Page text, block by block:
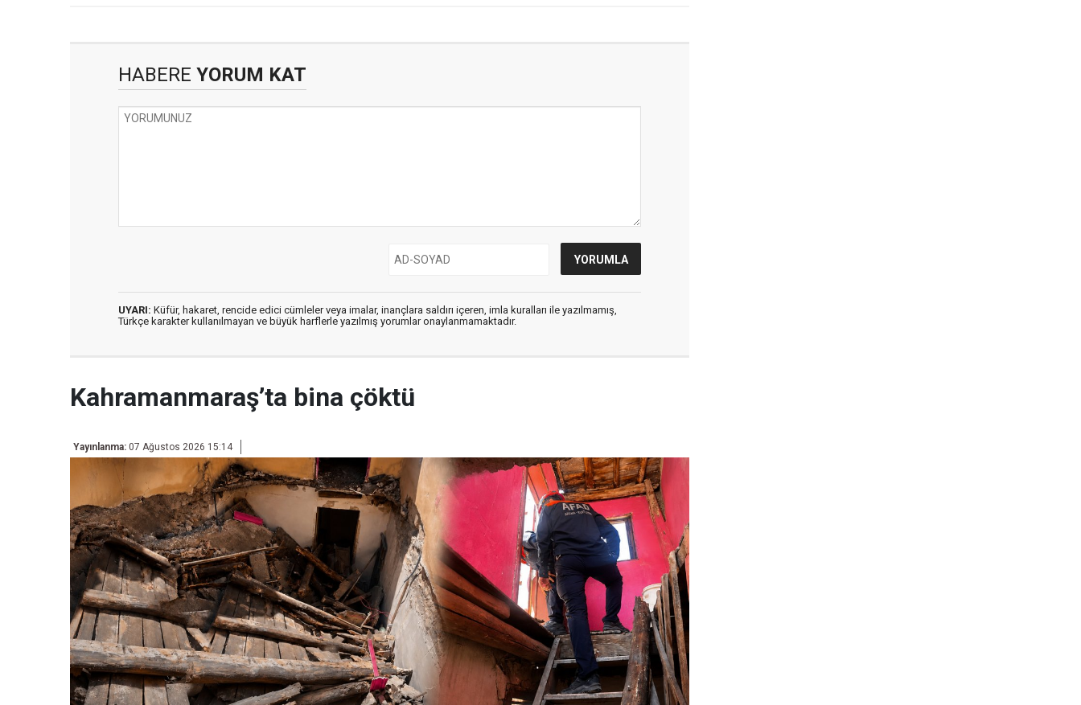
HABERE YORUM KAT
UYARI: Küfür, hakaret, rencide edici cümleler veya imalar, inançlara saldırı içeren, imla kuralları ile yazılmamış,
Türkçe karakter kullanılmayan ve büyük harflerle yazılmış yorumlar onaylanmamaktadır.
Kahramanmaraş’ta bina çöktü
Yayınlanma: 07 Ağustos 2026 15:14